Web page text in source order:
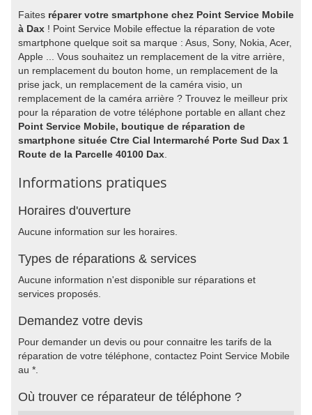
Faites réparer votre smartphone chez Point Service Mobile
à Dax ! Point Service Mobile effectue la réparation de vote
smartphone quelque soit sa marque : Asus, Sony, Nokia, Acer,
Apple ... Vous souhaitez un remplacement de la vitre arrière,
un remplacement du bouton home, un remplacement de la
prise jack, un remplacement de la caméra visio, un
remplacement de la caméra arrière ? Trouvez le meilleur prix
pour la réparation de votre téléphone portable en allant chez
Point Service Mobile, boutique de réparation de
smartphone située Ctre Cial Intermarché Porte Sud Dax 1
Route de la Parcelle 40100 Dax
Informations pratiques
Horaires d'ouverture
Aucune information sur les horaires.
Types de réparations & services
Aucune information n'est disponible sur réparations et
services proposés.
Demandez votre devis
Pour demander un devis ou pour connaitre les tarifs de la
réparation de votre téléphone, contactez Point Service Mobile
au *.
Où trouver ce réparateur de téléphone ?